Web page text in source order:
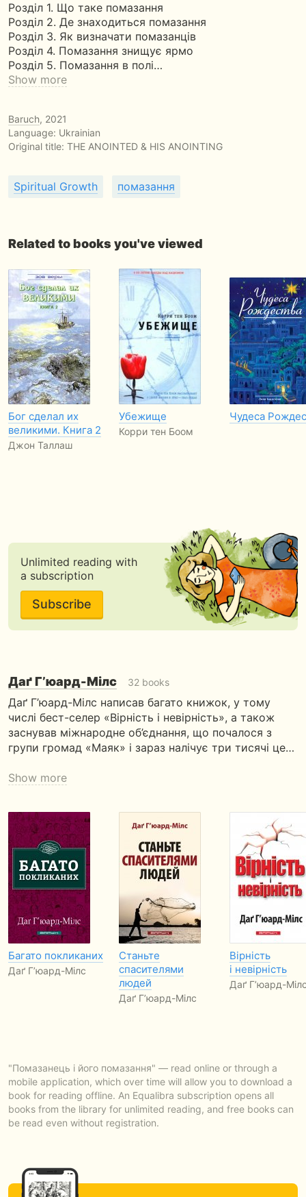
Розділ 1. Що таке помазання
Розділ 2. Де знаходиться помазання
Розділ 3. Як визначати помазанців
Розділ 4. Помазання знищує ярмо
Розділ 5. Помазання в полі…
Show more
Baruch, 2021
Language: Ukrainian
Original title: THE ANOINTED & HIS ANOINTING
Spiritual Growth помазання
Related to books you've viewed
Бог сделал их
великими. Книга 2
Джон Таллаш
Убежище
Корри тен Боом
Чудеса
Unlimited reading with
a subscription
Subscribe
Даґ Г’юард-Мілс 32 books
Даґ Г’юард-Мілс написав багато книжок, у тому
числі бест-селер «Вірність і невірність», а також
заснував міжнародне об’єднання, що почалося з
групи громад «Маяк» і зараз налічує три тисячі це…
Show more
Багато покликаних
Даґ Г’юард-Мілс
Станьте
спасителями
людей
Даґ Г’юард-Мілс
Вірність
і невірність
Даґ Г’юард-
"Помазанець і його помазання" — read online or through a
mobile application, which over time will allow you to download a
book for reading offline. An Equalibra subscription opens all
books from the library for unlimited reading, and free books can
be read even without registration.